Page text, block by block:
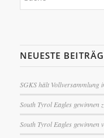
NEUESTE
SGKS hält Vollversammlung
South Tyrol Eagles gewinnen
South Tyrol Eagles gewinnen